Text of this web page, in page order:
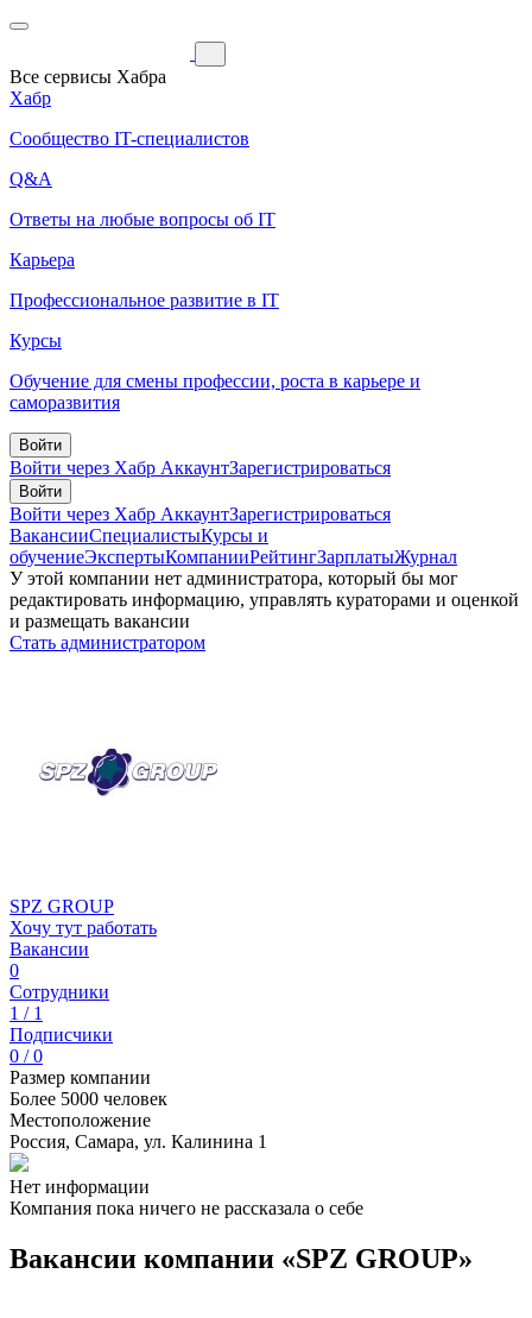
Все сервисы Хабра
Хабр
Сообщество IT-специалистов
Q&A
Ответы на любые вопросы об IT
Карьера
Профессиональное развитие в IT
Курсы
Обучение для смены профессии, роста в карьере и
саморазвития
Войти
Войти через Хабр АккаунтЗарегистрироваться
Войти
Войти через Хабр АккаунтЗарегистрироваться
ВакансииСпециалистыКурсы и
обучениеЭкспертыКомпанииРейтингЗарплатыЖурнал
У этой компании нет администратора, который бы мог
редактировать информацию, управлять кураторами и оценкой
и размещать вакансии
Стать администратором
SPZ GROUP
Хочу тут работать
Вакансии
0
Сотрудники
1 / 1
Подписчики
0 / 0
Размер компании
Более 5000 человек
Местоположение
Россия, Самара, ул. Калинина 1
Нет информации
Компания пока ничего не рассказала о себе
Вакансии компании «SPZ GROUP»